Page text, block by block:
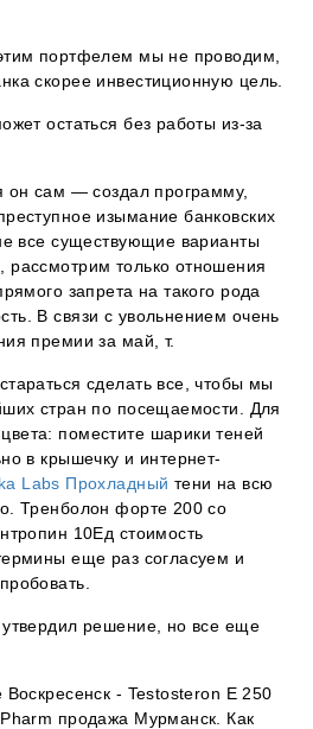
портфелем мы не проводим,
скорее инвестиционную цель.
остаться без работы из-за
он сам — создал программу,
изымание банковских
все существующие варианты
рассмотрим только отношения
запрета на такого рода
В связи с увольнением очень
премии за май, т.
сделать все, чтобы мы
стран по посещаемости. Для
поместите шарики теней
в крышечку и интернет-
Labs Прохладный тени на всю
Тренболон форте 200 со
10Ед стоимость
еще раз согласуем и
решение, но все еще
Воскресенск - Testosteron E 250
продажа Мурманск. Как